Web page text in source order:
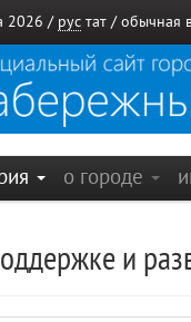
2026 / рус тат / обычная
о городе
и